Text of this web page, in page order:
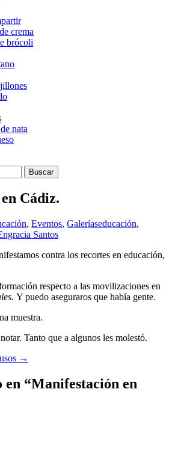
crema
brócoli
nata
Cádiz.
, Eventos, Galeríaseducación,
Santos
contra los recortes en educación,
respecto a las movilizaciones en
Y puedo aseguraros que había gente.
muestra.
Tanto que a algunos les molestó.
→
en “Manifestación en